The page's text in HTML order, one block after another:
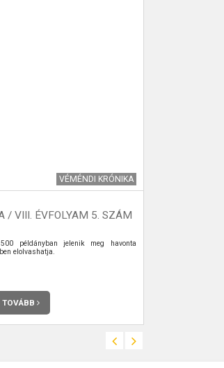
VÉMÉNDI KRÓNIKA
/ VIII. ÉVFOLYAM 5. SZÁM
példányban jelenik meg havonta
elolvashatja.
TOVÁBB